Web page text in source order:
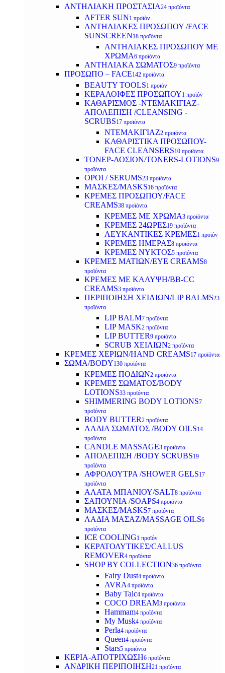
ΑΝΤΗΛΙΑΚΗ ΠΡΟΣΤΑΣΙΑ24 προϊόντα
AFTER SUN1 προϊόν
ΑΝΤΗΛΙΑΚΕΣ ΠΡΟΣΩΠΟΥ /FACE
SUNSCREEN18 προϊόντα
ΑΝΤΗΛΙΑΚΕΣ ΠΡΟΣΩΠΟΥ ΜΕ
ΧΡΩΜΑ6 προϊόντα
ΑΝΤΗΛΙΑΚΑ ΣΩΜΑΤΟΣ9 προϊόντα
ΠΡΟΣΩΠΟ – FACE142 προϊόντα
BEAUTY TOOLS1 προϊόν
ΚΕΡΑΛΟΙΦΕΣ ΠΡΟΣΩΠΟΥ1 προϊόν
ΚΑΘΑΡΙΣΜΟΣ -ΝΤΕΜΑΚΙΓΙΑΖ-
ΑΠΟΛΕΠΙΣΗ /CLEANSING -
SCRUBS17 προϊόντα
ΝΤΕΜΑΚΙΓΙΑΖ2 προϊόντα
ΚΑΘΑΡΙΣΤΙΚΑ ΠΡΟΣΩΠΟΥ-
FACE CLEANSERS10 προϊόντα
ΤΟΝΕΡ-ΛΟΣΙΟΝ/TONERS-LOTIONS9
προϊόντα
ΟΡΟΙ / SERUMS23 προϊόντα
ΜΑΣΚΕΣ/MASKS16 προϊόντα
ΚΡΕΜΕΣ ΠΡΟΣΩΠΟΥ/FACE
CREAMS38 προϊόντα
ΚΡΕΜΕΣ ΜΕ ΧΡΩΜΑ3 προϊόντα
ΚΡΕΜΕΣ 24ΩΡΕΣ19 προϊόντα
ΛΕΥΚΑΝΤΙΚΕΣ ΚΡΕΜΕΣ1 προϊόν
ΚΡΕΜΕΣ ΗΜΕΡΑΣ8 προϊόντα
ΚΡΕΜΕΣ ΝΥΚΤΟΣ5 προϊόντα
ΚΡΕΜΕΣ ΜΑΤΙΩΝ/EYE CREAMS8
προϊόντα
ΚΡΕΜΕΣ ΜΕ ΚΑΛΥΨΗ/BB-CC
CREAMS3 προϊόντα
ΠΕΡΙΠΟΙΗΣΗ ΧΕΙΛΙΩΝ/LIP BALMS23
προϊόντα
LIP BALM7 προϊόντα
LIP MASK2 προϊόντα
LIP BUTTER9 προϊόντα
SCRUB ΧΕΙΛΙΩΝ2 προϊόντα
ΚΡΕΜΕΣ ΧΕΡΙΩΝ/HAND CREAMS17 προϊόντα
ΣΩΜΑ/BODY130 προϊόντα
ΚΡΕΜΕΣ ΠΟΔΙΩΝ2 προϊόντα
ΚΡΕΜΕΣ ΣΩΜΑΤΟΣ/BODY
LOTIONS33 προϊόντα
SHIMMERING BODY LOTIONS7
προϊόντα
BODY BUTTER2 προϊόντα
ΛΑΔΙΑ ΣΩΜΑΤΟΣ /BODY OILS14
προϊόντα
CANDLE MASSAGE3 προϊόντα
ΑΠΟΛΕΠΙΣΗ /BODY SCRUBS19
προϊόντα
ΑΦΡΟΛΟΥΤΡΑ /SHOWER GELS17
προϊόντα
ΑΛΑΤΑ ΜΠΑΝΙΟΥ/SALT8 προϊόντα
ΣΑΠΟΥΝΙΑ /SOAPS4 προϊόντα
ΜΑΣΚΕΣ/MASKS7 προϊόντα
ΛΑΔΙΑ ΜΑΣΑΖ/MASSAGE OILS6
προϊόντα
ICE COOLING1 προϊόν
ΚΕΡΑΤΟΛΥΤΙΚΕΣ/CALLUS
REMOVER4 προϊόντα
SHOP BY COLLECTION36 προϊόντα
Fairy Dust4 προϊόντα
AVRA4 προϊόντα
Baby Talc4 προϊόντα
COCO DREAM3 προϊόντα
Hammam4 προϊόντα
My Musk4 προϊόντα
Perla4 προϊόντα
Queen4 προϊόντα
Stars5 προϊόντα
ΚΕΡΙΑ-ΑΠΟΤΡΙΧΩΣΗ6 προϊόντα
ΑΝΔΡΙΚΗ ΠΕΡΙΠΟΙΗΣΗ21 προϊόντα